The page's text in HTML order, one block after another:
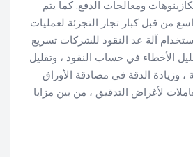
ومعالجات الدفع. كما يتم
من قبل كبار تجار التجزئة لعمليات
آلة عد النقود للشركات تسريع
الأخطاء في حساب النقود ، وتقليل
، وزيادة الدقة في مصادقة الأوراق
لأغراض التدقيق ، من بين مزايا